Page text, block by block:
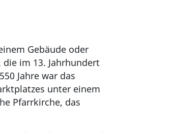
Gebäude oder
im 13. Jahrhundert
Jahre war das
unter einem
Pfarrkirche, das